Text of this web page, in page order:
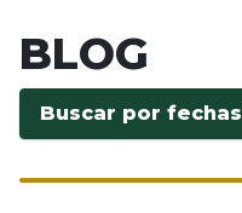
BLOG
Buscar por fechas